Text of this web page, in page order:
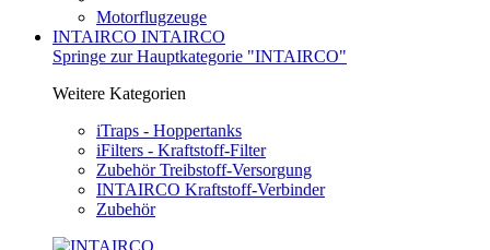
Motorflugzeuge
INTAIRCO INTAIRCO
Springe zur Hauptkategorie "INTAIRCO"
Weitere Kategorien
iTraps - Hoppertanks
iFilters - Kraftstoff-Filter
Zubehör Treibstoff-Versorgung
INTAIRCO Kraftstoff-Verbinder
Zubehör